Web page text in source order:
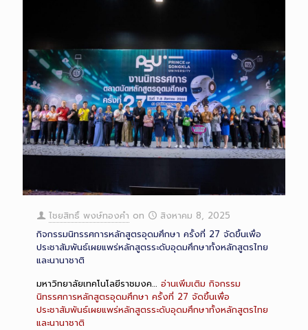
ไชยสิทธิ์ พงษ์ทองคำ on
สิงหาคม 8, 2025
กิจกรรมนิทรรศการหลักสูตรอุดมศึกษา ครั้งที่ 27 จัดขึ้นเพื่อ
ประชาสัมพันธ์เผยแพร่หลักสูตรระดับอุดมศึกษาทั้งหลักสูตรไทย
และนานาชาติ
มหาวิทยาลัยเทคโนโลยีราชมงค… อ่านเพิ่มเติม กิจกรรม
นิทรรศการหลักสูตรอุดมศึกษา ครั้งที่ 27 จัดขึ้นเพื่อ
ประชาสัมพันธ์เผยแพร่หลักสูตรระดับอุดมศึกษาทั้งหลักสูตรไทย
และนานาชาติ